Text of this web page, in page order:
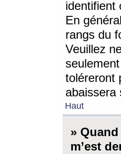
identifient
En
rangs du
Veuillez
toléreront
abaissera
Haut
»
m’est